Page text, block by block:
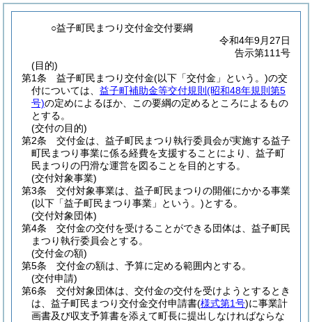
○益子町民まつり交付金交付要綱
令和4年9月27日
告示第111号
(目的)
第1条
益子町民まつり交付金(以下「交付金」という。)の交
付については、 益子町補助金等交付規則 (昭和48年規則第5
号)の定めによるほか、この要綱の定めるところによるもの
とする。
(交付の目的)
第2条
交付金は、益子町民まつり執行委員会が実施する益子
町民まつり事業に係る経費を支援することにより、益子町
民まつりの円滑な運営を図ることを目的とする。
(交付対象事業)
第3条
交付対象事業は、益子町民まつりの開催にかかる事業
(以下「益子町民まつり事業」という。)とする。
(交付対象団体)
第4条
交付金の交付を受けることができる団体は、益子町民
まつり執行委員会とする。
(交付金の額)
第5条
交付金の額は、予算に定める範囲内とする。
(交付申請)
第6条
交付対象団体は、交付金の交付を受けようとするとき
は、益子町民まつり交付金交付申請書(様式第1号)に事業計
画書及び収支予算書を添えて町長に提出しなければならな